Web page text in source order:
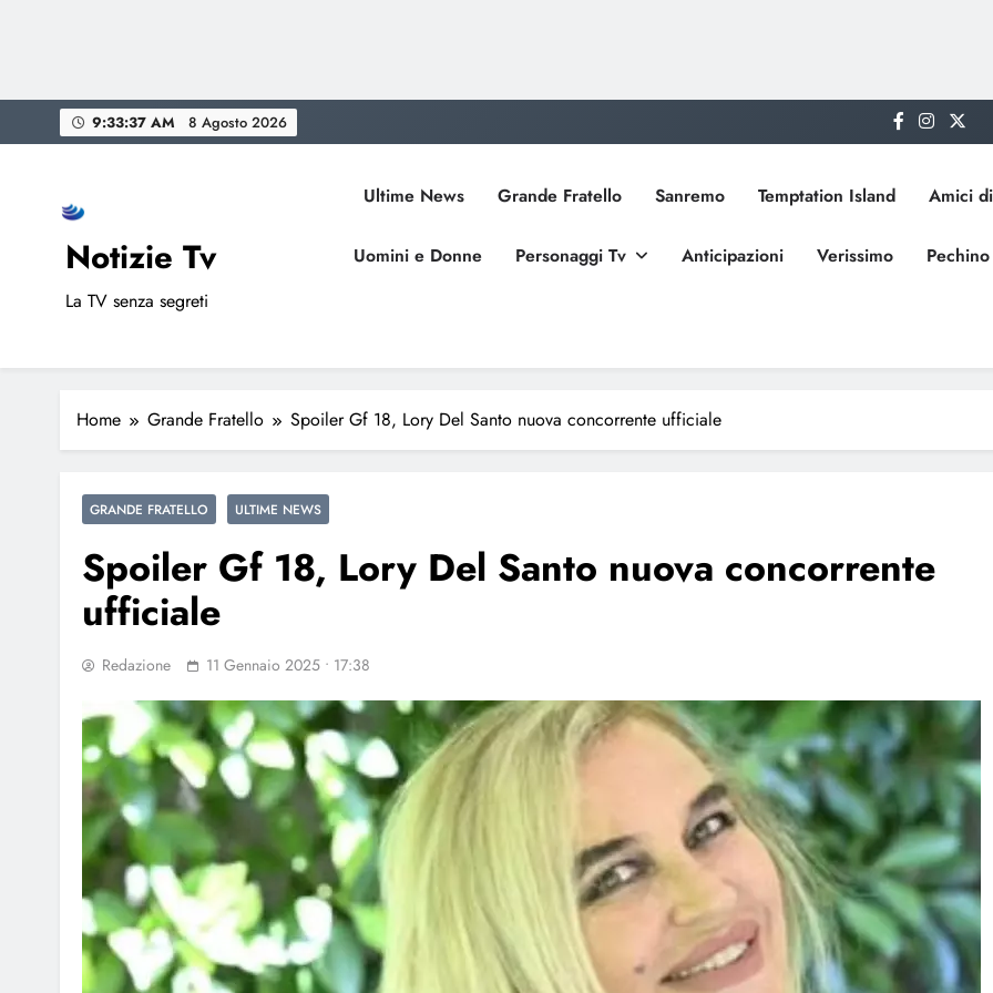
to
9:33:38 AM 8 Agosto 2026
Notizie Tv
La TV senza segreti
Ultime News Grande Fratello Sanremo Temptation Island Amici
Uomini e Donne Personaggi Tv Anticipazioni Verissimo
Home Grande Fratello Spoiler Gf 18, Lory Del Santo nuova concorrente ufficiale
GRANDE FRATELLO ULTIME NEWS
Spoiler Gf 18, Lory Del Santo nuova concorrente
ufficiale
Redazione 11 Gennaio 2025 • 17:38